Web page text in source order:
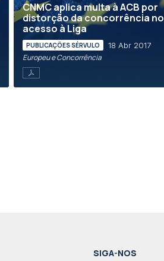
CNMC aplica multa à ACB por
distorção da concorrência no
acesso à Liga
PUBLICAÇÕES SÉRVULO 18 Abr 2017
Europeu e Concorrência
SIGA-NOS